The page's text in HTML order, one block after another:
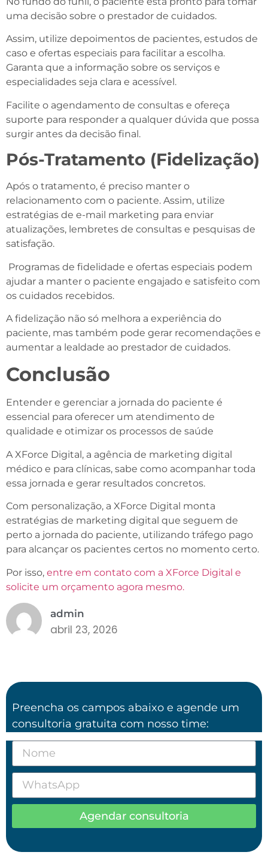
Preencha os campos abaixo e agende um
consultoria gratuita com nosso time:
Agendar consultoria
uma decisão sobre o prestador de cuidados.
Assim, utilize depoimentos de pacientes, estudos de
caso e ofertas especiais para facilitar a escolha.
Garanta que a informação sobre os serviços e
especialidades seja clara e acessível.
Facilite o agendamento de consultas e ofereça
suporte para responder a qualquer dúvida que possa
surgir antes da decisão final.
Pós-Tratamento (Fidelização)
Após o tratamento, é preciso manter o
relacionamento com o paciente. Assim, utilize
estratégias de e-mail marketing para enviar
atualizações, lembretes de consultas e pesquisas de
satisfação.
Programas de fidelidade e ofertas especiais podem
ajudar a manter o paciente engajado e satisfeito com
os cuidados recebidos.
A fidelização não só melhora a experiência do
paciente, mas também pode gerar recomendações e
aumentar a lealdade ao prestador de cuidados.
Conclusão
Entender e gerenciar a jornada do paciente é
essencial para oferecer um atendimento de
qualidade e otimizar os processos de saúde
A XForce Digital, a agência de marketing digital
médico e para clínicas, sabe como acompanhar toda
essa jornada e gerar resultados concretos.
Com personalização, a XForce Digital monta
estratégias de marketing digital que seguem de
perto a jornada do paciente, utilizando tráfego pago
para alcançar os pacientes certos no momento certo.
Por isso, entre em contato com a XForce Digital e
solicite um orçamento agora mesmo.
admin
abril 23, 2026